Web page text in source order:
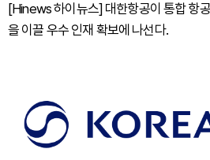
[Hinews 하이뉴스] 대한항공이 통합 항
을 이끌 우수 인재 확보에 나선다.